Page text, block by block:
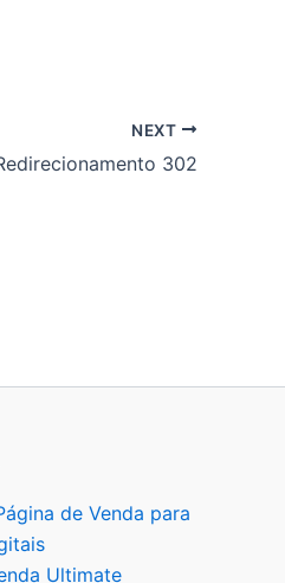
NEXT
302
de Venda para
Ultimate